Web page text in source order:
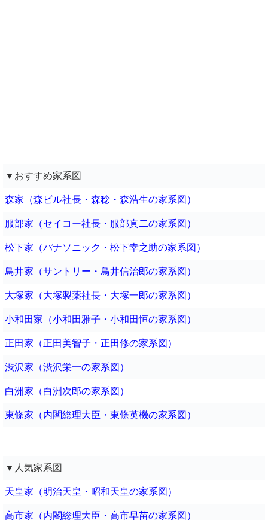
▼おすすめ家系図
森家（森ビル社長・森稔・森浩生の家系図）
服部家（セイコー社長・服部真二の家系図）
松下家（パナソニック・松下幸之助の家系図）
鳥井家（サントリー・鳥井信治郎の家系図）
大塚家（大塚製薬社長・大塚一郎の家系図）
小和田家（小和田雅子・小和田恒の家系図）
正田家（正田美智子・正田修の家系図）
渋沢家（渋沢栄一の家系図）
白洲家（白洲次郎の家系図）
東條家（内閣総理大臣・東條英機の家系図）
▼人気家系図
天皇家（明治天皇・昭和天皇の家系図）
高市家（内閣総理大臣・高市早苗の家系図）